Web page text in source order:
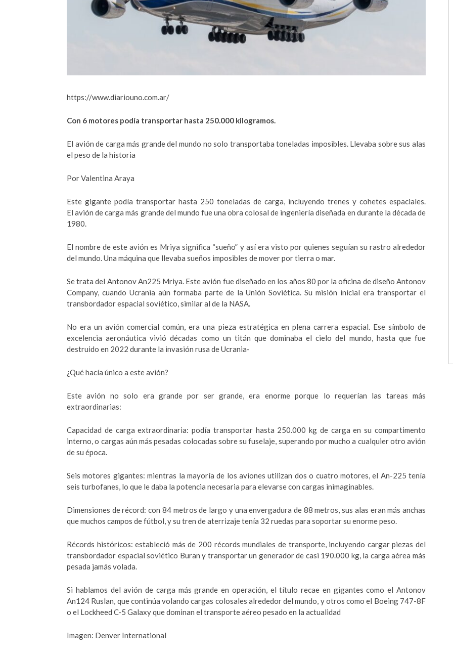
https://www.diariouno.com.ar/
Con 6 motores podía transportar hasta 250.000 kilogramos.
El avión de carga más grande del mundo no solo transportaba toneladas imposibles. Llevaba sobre sus alas
el peso de la historia
Por Valentina Araya
Este gigante podía transportar hasta 250 toneladas de carga, incluyendo trenes y cohetes espaciales.
El avión de carga más grande del mundo fue una obra colosal de ingeniería diseñada en durante la década de
1980.
El nombre de este avión es Mriya significa “sueño” y así era visto por quienes seguían su rastro alrededor
del mundo. Una máquina que llevaba sueños imposibles de mover por tierra o mar.
Se trata del Antonov An225 Mriya. Este avión fue diseñado en los años 80 por la oficina de diseño Antonov
Company, cuando Ucrania aún formaba parte de la Unión Soviética. Su misión inicial era transportar el
transbordador espacial soviético, similar al de la NASA.
No era un avión comercial común, era una pieza estratégica en plena carrera espacial. Ese símbolo de
excelencia aeronáutica vivió décadas como un titán que dominaba el cielo del mundo, hasta que fue
destruido en 2022 durante la invasión rusa de Ucrania-
¿Qué hacía único a este avión?
Este avión no solo era grande por ser grande, era enorme porque lo requerían las tareas más
extraordinarias:
Capacidad de carga extraordinaria: podía transportar hasta 250.000 kg de carga en su compartimento
interno, o cargas aún más pesadas colocadas sobre su fuselaje, superando por mucho a cualquier otro avión
de su época.
Seis motores gigantes: mientras la mayoría de los aviones utilizan dos o cuatro motores, el An-225 tenía
seis turbofanes, lo que le daba la potencia necesaria para elevarse con cargas inimaginables.
Dimensiones de récord: con 84 metros de largo y una envergadura de 88 metros, sus alas eran más anchas
que muchos campos de fútbol, y su tren de aterrizaje tenía 32 ruedas para soportar su enorme peso.
Récords históricos: estableció más de 200 récords mundiales de transporte, incluyendo cargar piezas del
transbordador espacial soviético Buran y transportar un generador de casi 190.000 kg, la carga aérea más
pesada jamás volada.
Si hablamos del avión de carga más grande en operación, el título recae en gigantes como el Antonov
An124 Ruslan, que continúa volando cargas colosales alrededor del mundo, y otros como el Boeing 747-8F
o el Lockheed C-5 Galaxy que dominan el transporte aéreo pesado en la actualidad
Imagen: Denver International